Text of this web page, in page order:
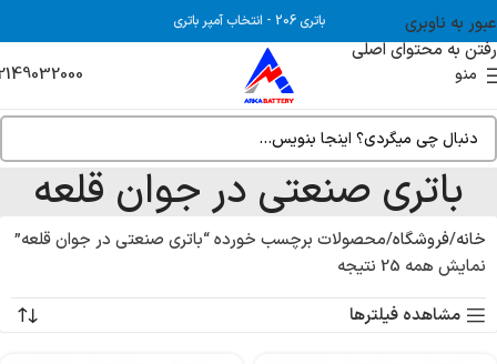
عبور به ناوبری
رفتن به محتوای اصلی
باتری 206 - انتخاب آمپر باتری
منو
باتری صنعتی در جوان قلعه
خانه فروشگاه محصولات برچسب خورده “باتری صنعتی در جوان قلعه”
نمایش همه 25 نتیجه
مشاهده فیلترها